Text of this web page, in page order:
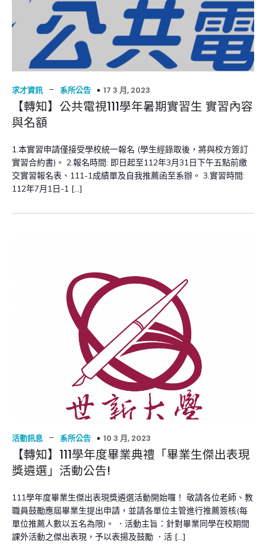
求才資訊 – 系所公告 17 3 月, 2023
【轉知】公共電視111學年暑期實習生 實習內容
與名額
1.本實習申請僅接受學校統一報名 (學生經錄取後，將與校方簽訂
實習合約書)。 2.報名時間: 即日起至112年3月31日下午五點前繳
交實習報名表、111-1成績單及自我推薦函至系辦。 3.實習時間:
112年7月1日-1 […]
活動訊息 – 系所公告 10 3 月, 2023
【轉知】111學年度畢業典禮「畢業生傑出表現
獎遴選」活動公告!
111學年度畢業生傑出表現獎遴選活動開始囉！ 敬請各位老師、教
職員鼓勵應屆畢業生提出申請，並請各單位主管進行推薦簽核(每
單位推薦人數以五名為限)。 ．活動主旨：針對畢業同學在校期間
課外活動之傑出表現，予以表揚及鼓勵 ．活 […]